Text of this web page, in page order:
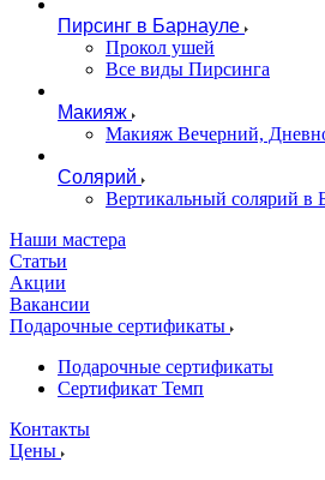
Пирсинг в Барнауле
Прокол ушей
Все виды Пирсинга
Макияж
Макияж Вечерний,
Солярий
Вертикальный солярий в
Наши мастера
Статьи
Акции
Вакансии
Подарочные сертификаты
Подарочные сертификаты
Сертификат Темп
Контакты
Цены